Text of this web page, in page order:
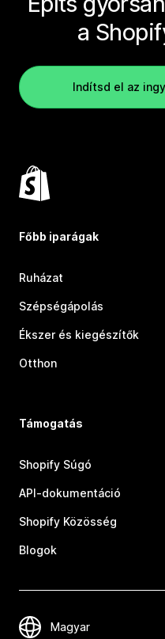
a
Indítsd el az
Főbb iparágak
Ruházat
Szépségápolás
Ékszer és kiegészítők
Otthon
Támogatás
Shopify Súgó
API-dokumentáció
Shopify Közösség
Blogok